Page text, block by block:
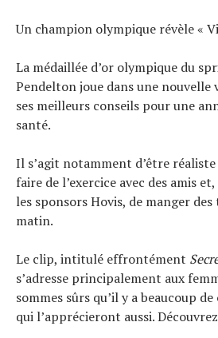
Un champion olympique révèle «
La médaillée d’or olympique du
Pendelton joue dans une nouvelle
ses meilleurs conseils pour une
santé.
Il s’agit notamment d’être
faire de l’exercice avec des amis
les sponsors Hovis, de manger
matin.
Le clip, intitulé effrontément
s’adresse principalement aux
sommes sûrs qu’il y a beaucoup
qui l’apprécieront aussi.